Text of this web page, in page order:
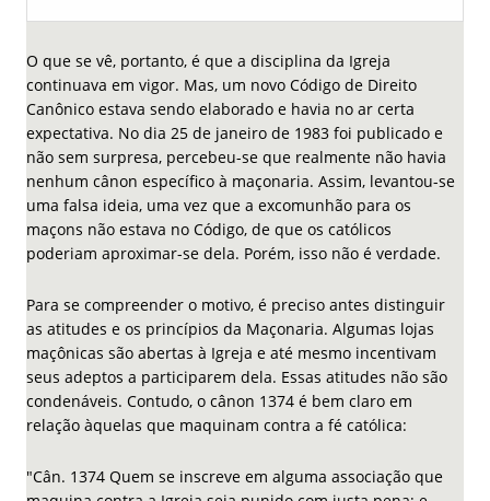
O que se vê, portanto, é que a disciplina da Igreja
continuava em vigor. Mas, um novo Código de Direito
Canônico estava sendo elaborado e havia no ar certa
expectativa. No dia 25 de janeiro de 1983 foi publicado e
não sem surpresa, percebeu-se que realmente não havia
nenhum cânon específico à maçonaria. Assim, levantou-se
uma falsa ideia, uma vez que a excomunhão para os
maçons não estava no Código, de que os católicos
poderiam aproximar-se dela. Porém, isso não é verdade.
Para se compreender o motivo, é preciso antes distinguir
as atitudes e os princípios da Maçonaria. Algumas lojas
maçônicas são abertas à Igreja e até mesmo incentivam
seus adeptos a participarem dela. Essas atitudes não são
condenáveis. Contudo, o cânon 1374 é bem claro em
relação àquelas que maquinam contra a fé católica:
"Cân. 1374 Quem se inscreve em alguma associação que